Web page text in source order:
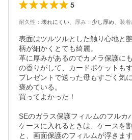
5
耐久性 ： 壊れにくい 厚み ： 少し厚め 装着
表面はツルツルとした触り心地と
柄が細かくとても綺麗。
革に厚みがあるのでカメラ保護に
の香りがして、カードポケットも
プレゼントで送った母もすごく気
褒めている。
買ってよかった！
SEのガラス保護フィルムのフルカ
ケースに入れるときは、ケースを
と、画面保護のフィルムが浮きます